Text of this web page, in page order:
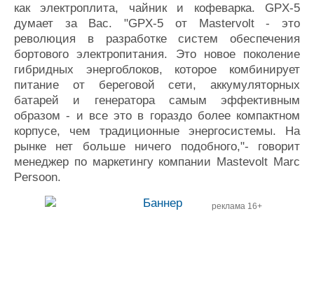
Выставки и семинары
Личности
Словарь
Галерея флота
Форум
Отзывы
Все службы
как электроплита, чайник и кофеварка. GPX-5
думает за Вас. "GPX-5 от Mastervolt - это
революция в разработке систем обеспечения
бортового электропитания. Это новое поколение
гибридных энергоблоков, которое комбинирует
питание от береговой сети, аккумуляторных
батарей и генератора самым эффективным
образом - и все это в гораздо более компактном
корпусе, чем традиционные энергосистемы. На
рынке нет больше ничего подобного,"- говорит
менеджер по маркетингу компании Mastevolt Marc
Persoon.
реклама 16+